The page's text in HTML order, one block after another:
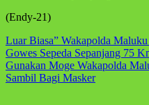
(Endy-21)
Navigasi
pos
Luar Biasa” Wakapolda
Gowes Sepeda Sepanjang 75
Gunakan Moge Wakapolda
Sambil Bagi Masker